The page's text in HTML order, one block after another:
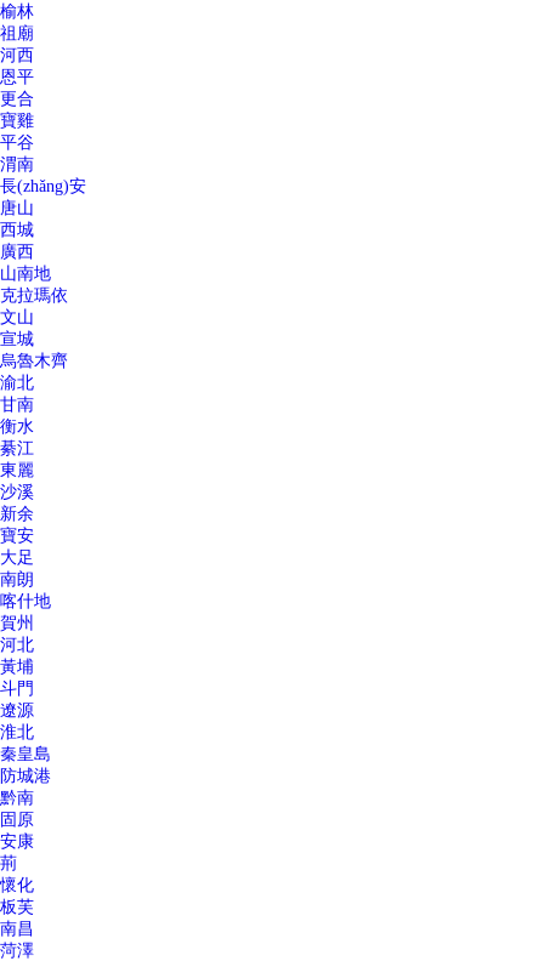
榆林
祖廟
河西
恩平
更合
寶雞
平谷
渭南
長(zhǎng)安
唐山
西城
廣西
山南地
克拉瑪依
文山
宣城
烏魯木齊
渝北
甘南
衡水
綦江
東麗
沙溪
新余
寶安
大足
南朗
喀什地
賀州
河北
黃埔
斗門
遼源
淮北
秦皇島
防城港
黔南
固原
安康
荊
懷化
板芙
南昌
菏澤